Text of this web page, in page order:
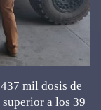
mil dosis de
a los 39